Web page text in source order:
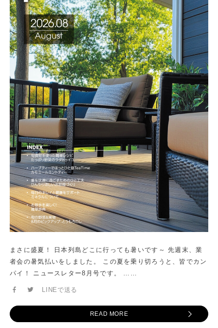
まさに盛夏！ 日本列島どこに行っても暑いです～ 先週末、業
者会の暑気払いをしました。 この夏を乗り切ろうと、皆でカン
パイ！ ニュースレター8月号です。 ……
LINEで送る
READ MORE